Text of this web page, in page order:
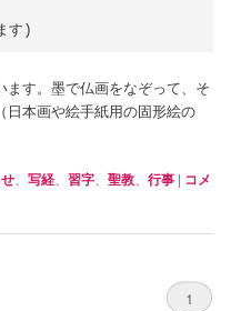
す。墨で仏画をなぞって、そ
本画や絵手紙用の固形絵の
、写経、習字、聖教、行事 | コメ
1